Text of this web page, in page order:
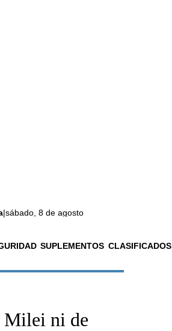
|sábado, 8 de agosto
SUPLEMENTOS CLASIFICADOS
Milei ni de